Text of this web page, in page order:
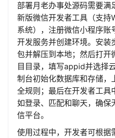
部署月老办事处源码需要满
新版微信开发者工具（支
系统），注册微信小程序
开发服务并创建环境。安装
包并解压到本地；然后打开
目目录，填写appid并选择
制台初始化数据库和存储，
全规则；最后在开发者工具
如登录、匹配和聊天，确保
信平台。
使用过程中，开发者可根据